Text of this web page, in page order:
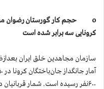
o
حجم کار گورستان رضوان
کرونایی سه برابر شده است